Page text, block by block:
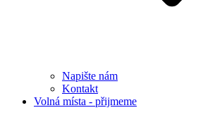
Napište nám
Kontakt
Volná místa - přijmeme